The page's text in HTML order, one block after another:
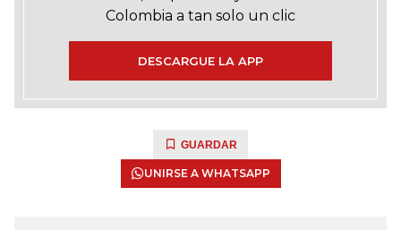
Colombia a tan solo un clic
DESCARGUE LA APP
GUARDAR
UNIRSE A WHATSAPP